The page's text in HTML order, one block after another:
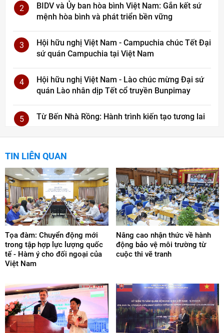
2
BIDV và Ủy ban hòa bình Việt Nam: Gắn kết sứ
mệnh hòa bình và phát triển bền vững
3
Hội hữu nghị Việt Nam - Campuchia chúc Tết Đại
sứ quán Campuchia tại Việt Nam
4
Hội hữu nghị Việt Nam - Lào chúc mừng Đại sứ
quán Lào nhân dịp Tết cổ truyền Bunpimay
5 Từ Bến Nhà Rồng: Hành trình kiến tạo tương lai
TIN LIÊN QUAN
Tọa đàm: Chuyển động mới
trong tập hợp lực lượng quốc
tế - Hàm ý cho đối ngoại của
Việt Nam
Nâng cao nhận thức về hành
động bảo vệ môi trường từ
cuộc thi vẽ tranh